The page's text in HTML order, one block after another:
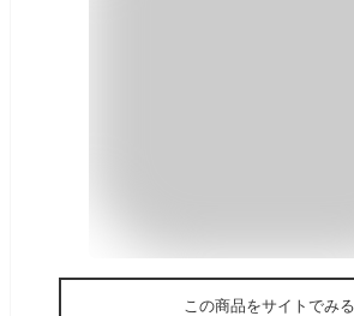
この商品をサイトでみる